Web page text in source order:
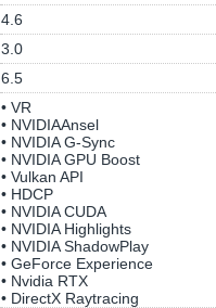
4.6
3.0
6.5
• VR
• NVIDIAAnsel
• NVIDIA G-Sync
• NVIDIA GPU Boost
• Vulkan API
• HDCP
• NVIDIA CUDA
• NVIDIA Highlights
• NVIDIA ShadowPlay
• GeForce Experience
• Nvidia RTX
• DirectX Raytracing